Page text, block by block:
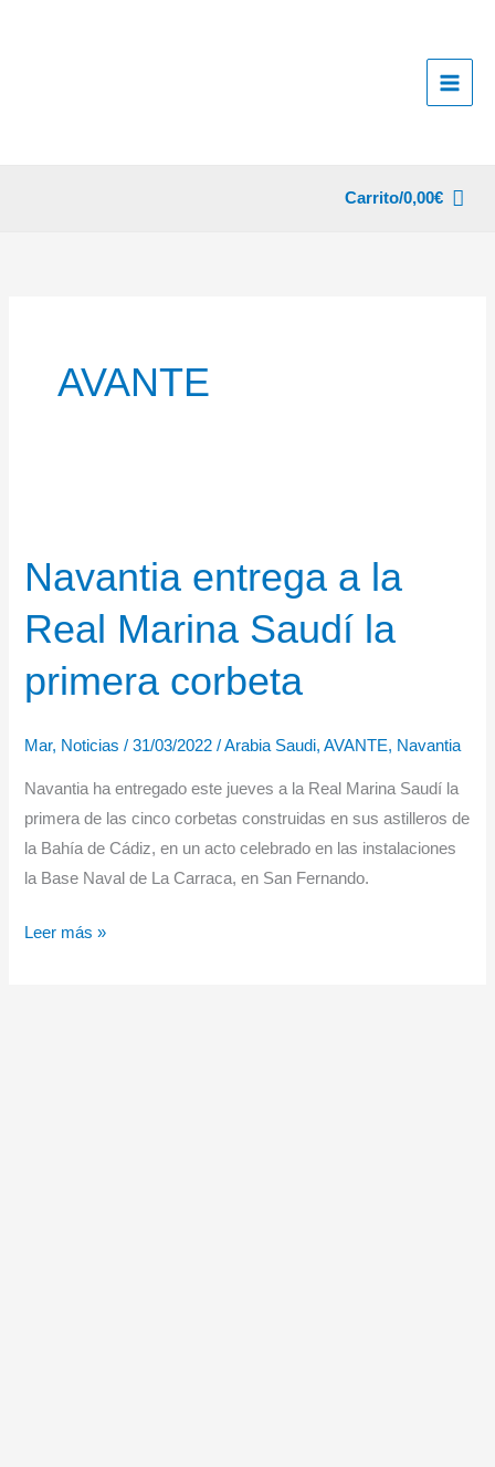
Carrito/0,00€
AVANTE
Navantia entrega a la
Real Marina Saudí la
primera corbeta
Mar, Noticias /31/03/2022/Arabia Saudi,AVANTE, Navantia
Navantia ha entregado este jueves a la Real Marina Saudí la
primera de las cinco corbetas construidas en sus astilleros de
la Bahía de Cádiz, en un acto celebrado en las instalaciones
la Base Naval de La Carraca, en San Fernando.
Navantia
Leer más »